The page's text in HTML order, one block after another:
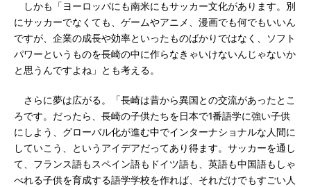
しかも「ヨーロッパにも南米にもサッカー文化があります。別
にサッカーでなくても、ゲームやアニメ、漫画でも何でもいいん
ですが、企業の成長や効率といったものばかりではなく、ソフト
パワーというものを長崎の中に作らなきゃいけないんじゃないか
と思うんですよね」とも考える。
さらに夢は広がる。「長崎は昔から異国との交流があったとこ
ろです。だったら、長崎の子供たちを日本で1番語学に強い子供
にしよう、グローバル化が進む中でインターナショナルな人間に
していこう、というアイデアだってあり得ます。サッカーを通し
て、フランス語もスペイン語もドイツ語も、英語も中国語もしゃ
べれる子供を育成する語学学校を作れば、それだけでもすごい人